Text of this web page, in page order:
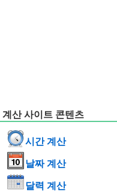
계산 사이트 콘텐츠
시간 계산
날짜 계산
달력 계산